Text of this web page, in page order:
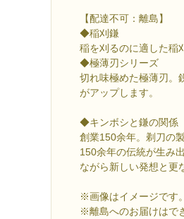
【配達不可：離島】
◆稲刈鎌
稲を刈るのに適した稲
◆極薄刃シリーズ
切れ味極めた極薄刃。
がアップします。
◆キンボシと鎌の関係
創業150余年。剃刀の
150余年の伝統が生み
ながら新しい発想と更
※画像はイメージです。
※離島へのお届けはで